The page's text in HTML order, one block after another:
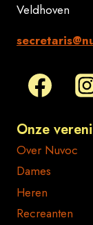
Veldhoven
Onze
Over Nuvoc
Dames
Heren
Recreanten